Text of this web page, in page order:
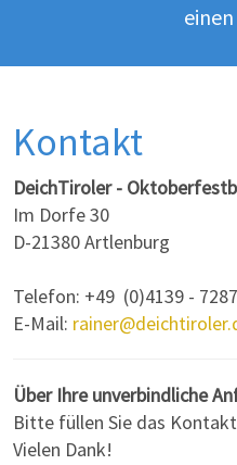
Kontakt
DeichTiroler -
Im Dorfe 30
D-21380 Artlenburg
Telefon: +49 (0)4139 - 7287
E-Mail:
Über Ihre unverbindliche
Bitte füllen Sie das
Vielen Dank!